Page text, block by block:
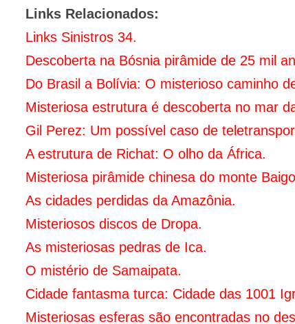
Links Relacionados:
Links Sinistros 34.
Descoberta na Bósnia pirâmide de 25 mil
Do Brasil a Bolívia: O misterioso caminho
Misteriosa estrutura é descoberta no mar
Gil Perez: Um possível caso de
A estrutura de Richat: O olho da África.
Misteriosa pirâmide chinesa do monte
As cidades perdidas da Amazônia.
Misteriosos discos de Dropa.
As misteriosas pedras de Ica.
O mistério de Samaipata.
Cidade fantasma turca: Cidade das 1001
Misteriosas esferas são encontradas no